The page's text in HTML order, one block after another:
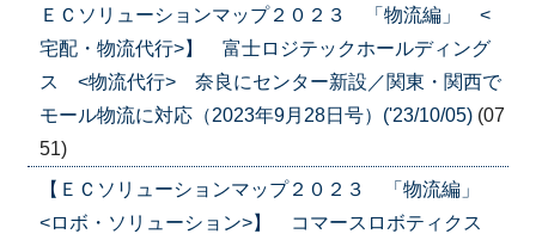
ＥＣソリューションマップ２０２３ 「物流編」 <
宅配・物流代行>】 富士ロジテックホールディング
ス <物流代行> 奈良にセンター新設／関東・関西で
モール物流に対応（2023年9月28日号）('23/10/05) (07
51)
【ＥＣソリューションマップ２０２３ 「物流編」
<ロボ・ソリューション>】 コマースロボティクス